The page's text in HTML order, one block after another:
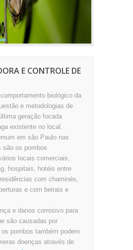
E CONTROLE DE
biológico da
e metodologias de
geração focada
existente no local.
em são Paulo nas
são os pombos
locais comerciais,
hospitais, hotéis entre
com chaminés,
e com beirais e
e danos corrosivo para
são causadas por
pombos também podem
doenças através de